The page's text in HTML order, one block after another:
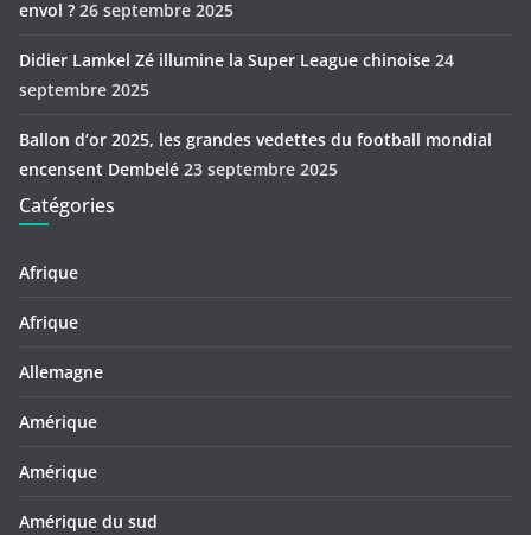
envol ? 26 septembre 2025
Didier Lamkel Zé illumine la Super League chinoise 24
septembre 2025
Ballon d’or 2025, les grandes vedettes du football mondial
encensent Dembelé 23 septembre 2025
Catégories
Afrique
Afrique
Allemagne
Amérique
Amérique
Amérique du sud